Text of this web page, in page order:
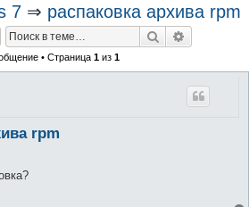
7 ⇒ распаковка архива rpm
Поиск
• Страница 1из 1
rpm